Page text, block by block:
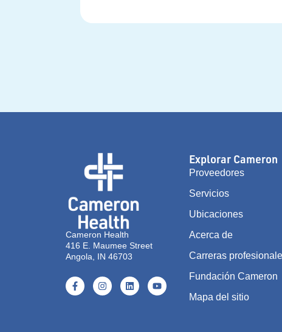
Cameron Health
416 E. Maumee Street
Angola, IN 46703
Explorar Cameron
Proveedores
Servicios
Ubicaciones
Acerca de
Carreras
Fundación Cameron
Mapa del sitio